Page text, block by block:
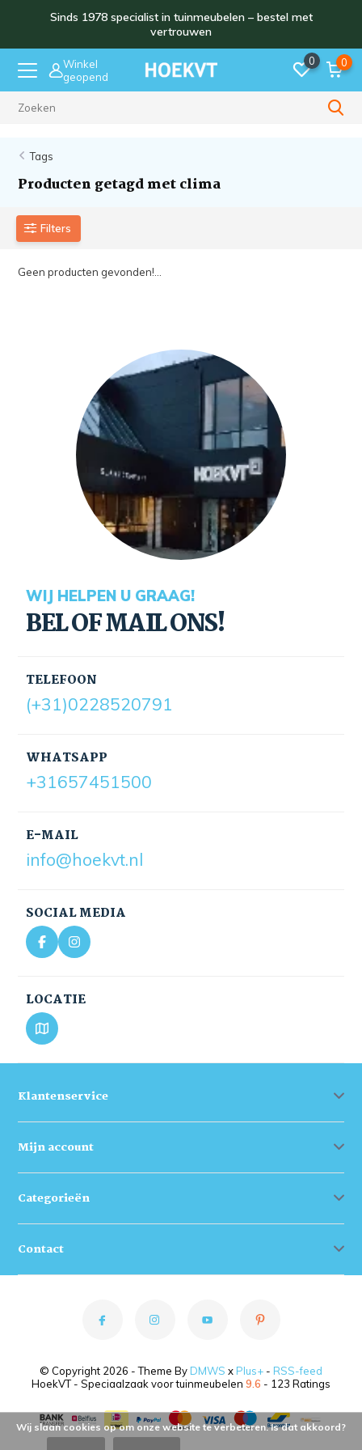
Sinds 1978 specialist in tuinmeubelen – bestel met
vertrouwen
Winkel
geopend
0 0
Tags
Producten getagd met clima
Filters
Geen producten gevonden!...
WIJ HELPEN U GRAAG!
BEL OF MAIL ONS!
TELEFOON
(+31)0228520791
E-MAIL
info@hoekvt.nl
WHATSAPP
+31657451500
SOCIAL MEDIA
LOCATIE
Klantenservice
Mijn account
Categorieën
Contact
© Copyright 2026 - Theme By DMWS x Plus+ - RSS-feed
HoekVT - Speciaalzaak voor tuinmeubelen 9.6 - 123 Ratings
Wij slaan cookies op om onze website te verbeteren. Is dat akkoord?